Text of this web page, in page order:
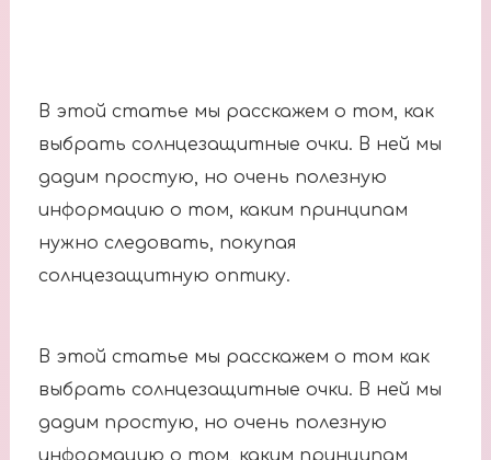
В этой статье мы расcкажем о том, как
выбрать солнцезащитные очки. В ней мы
дадим простую, но очень полезную
информацию о том, каким принципам
нужно следовать, покупая
солнцезащитную оптику.
В этой статье мы расcкажем о том как
выбрать солнцезащитные очки. В ней мы
дадим простую, но очень полезную
информацию о том, каким принципам